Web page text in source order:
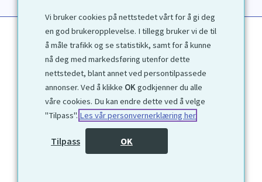
1972 © Galleri D40 AS
Utviklet avKjetil Moen Nettservice AS
Vi bruker cookies på nettstedet vårt for å gi deg
en god brukeropplevelse. I tillegg bruker vi de til
å måle trafikk og se statistikk, samt for å kunne
nå deg med markedsføring utenfor dette
nettstedet, blant annet ved persontilpassede
annonser. Ved å klikke OKgodkjenner du alle
våre cookies. Du kan endre dette ved å velge
"Tilpass". Les vår personvernerklæring her
Tilpass OK